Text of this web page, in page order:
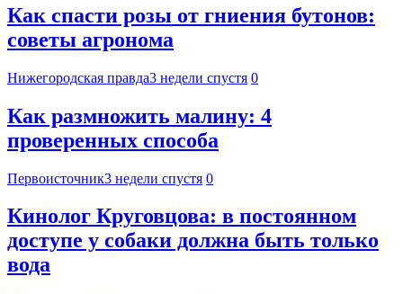
Как спасти розы от гниения бутонов:
советы агронома
Нижегородская правда3 недели спустя 0
Как размножить малину: 4
проверенных способа
Первоисточник3 недели спустя 0
Кинолог Круговцова: в постоянном
доступе у собаки должна быть только
вода